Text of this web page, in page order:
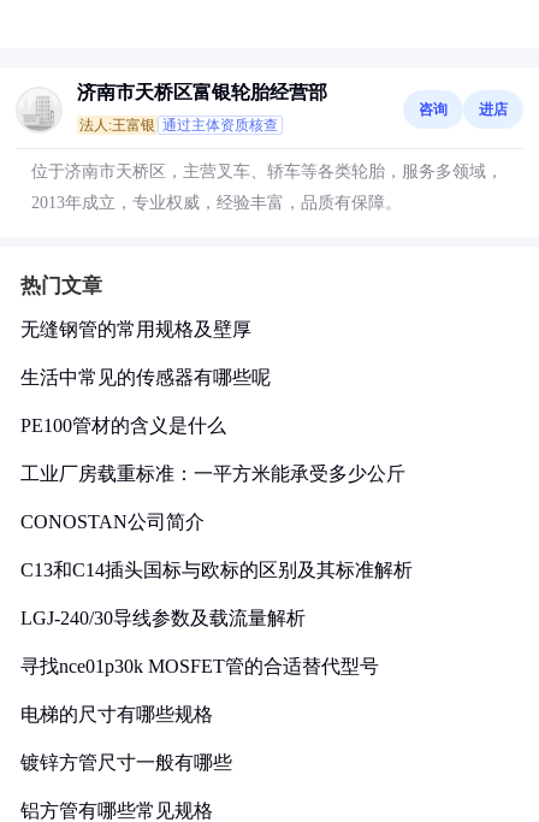
济南市天桥区富银轮胎经营部
法人:王富银 通过主体资质核查
咨询 进店
位于济南市天桥区，主营叉车、轿车等各类轮胎，服务多领域，
2013年成立，专业权威，经验丰富，品质有保障。
热门文章
无缝钢管的常用规格及壁厚
生活中常见的传感器有哪些呢
PE100管材的含义是什么
工业厂房载重标准：一平方米能承受多少公斤
CONOSTAN公司简介
C13和C14插头国标与欧标的区别及其标准解析
LGJ-240/30导线参数及载流量解析
寻找nce01p30k MOSFET管的合适替代型号
电梯的尺寸有哪些规格
镀锌方管尺寸一般有哪些
铝方管有哪些常见规格